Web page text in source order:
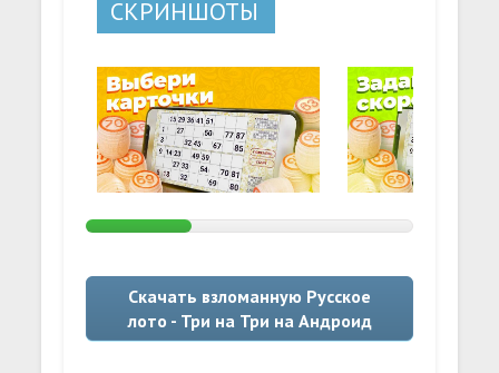
СКРИНШОТЫ
Скачать взломанную Русское
лото - Три на Три на Андроид